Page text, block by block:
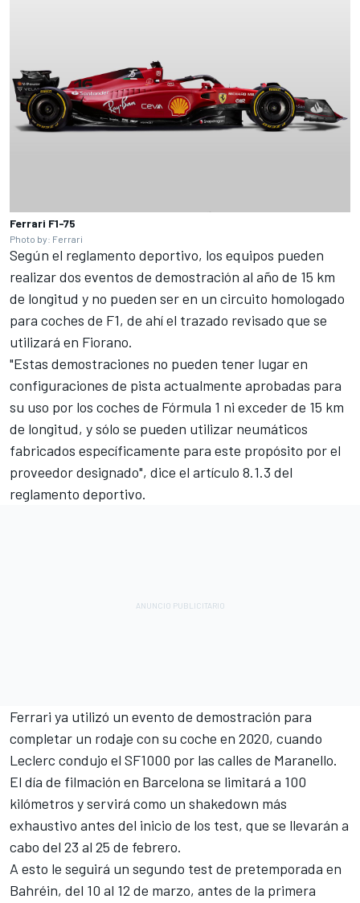
Ferrari F1-75
Photo by: Ferrari
Según el reglamento deportivo, los equipos pueden
realizar dos eventos de demostración al año de 15 km
de longitud y no pueden ser en un circuito homologado
para coches de F1, de ahí el trazado revisado que se
utilizará en Fiorano.
"Estas demostraciones no pueden tener lugar en
configuraciones de pista actualmente aprobadas para
su uso por los coches de Fórmula 1 ni exceder de 15 km
de longitud, y sólo se pueden utilizar neumáticos
fabricados específicamente para este propósito por el
proveedor designado", dice el artículo 8.1.3 del
reglamento deportivo.
Ferrari ya utilizó un evento de demostración para
completar un rodaje con su coche en 2020, cuando
Leclerc condujo el SF1000 por las calles de Maranello.
El día de filmación en Barcelona se limitará a 100
kilómetros y servirá como un shakedown más
exhaustivo antes del inicio de los test, que se llevarán a
cabo del 23 al 25 de febrero.
A esto le seguirá un segundo test de pretemporada en
Bahréin, del 10 al 12 de marzo, antes de la primera